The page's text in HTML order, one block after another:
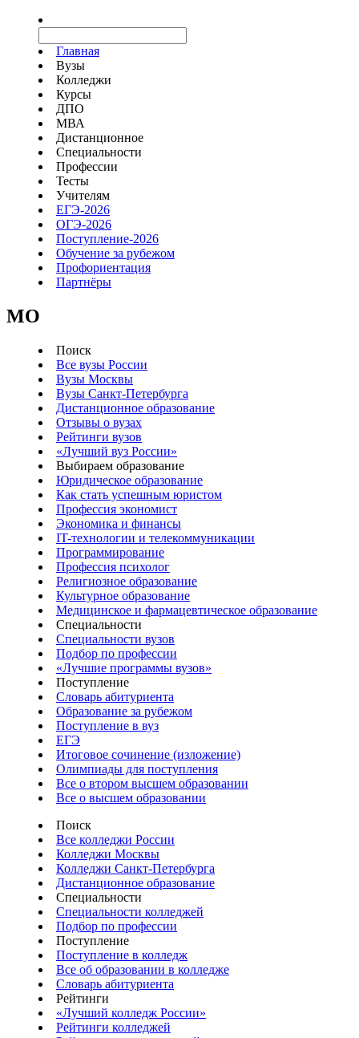
Главная
Вузы
Колледжи
Курсы
ДПО
МВА
Дистанционное
Специальности
Профессии
Тесты
Учителям
ЕГЭ-2026
ОГЭ-2026
Поступление-2026
Обучение за рубежом
Профориентация
Партнёры
MO
Поиск
Все вузы России
Вузы Москвы
Вузы Санкт-Петербурга
Дистанционное образование
Отзывы о вузах
Рейтинги вузов
«Лучший вуз России»
Выбираем образование
Юридическое образование
Как стать успешным юристом
Профессия экономист
Экономика и финансы
IT-технологии и телекоммуникации
Программирование
Профессия психолог
Религиозное образование
Культурное образование
Медицинское и фармацевтическое образование
Специальности
Специальности вузов
Подбор по профессии
«Лучшие программы вузов»
Поступление
Словарь абитуриента
Образование за рубежом
Поступление в вуз
ЕГЭ
Итоговое сочинение (изложение)
Олимпиады для поступления
Все о втором высшем образовании
Все о высшем образовании
Поиск
Все колледжи России
Колледжи Москвы
Колледжи Санкт-Петербурга
Дистанционное образование
Специальности
Специальности колледжей
Подбор по профессии
Поступление
Поступление в колледж
Все об образовании в колледже
Словарь абитуриента
Рейтинги
«Лучший колледж России»
Рейтинги колледжей